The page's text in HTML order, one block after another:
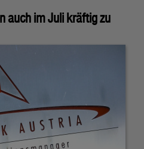
auch im Juli kräftig zu